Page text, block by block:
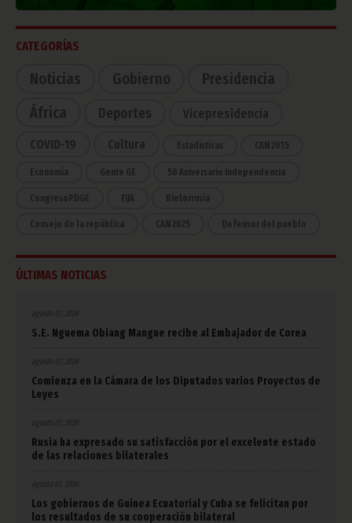
CATEGORÍAS
Noticias Gobierno
Presidencia
África
Deportes Vicepresidencia
COVID-19 Cultura Estadísticas CAN 2015
Economía Gente GE 50 Aniversario Independencia
CongresoPDGE FIJA Bielorrusia
Consejo de la república CAN 2025 Defensor del pueblo
ÚLTIMAS NOTICIAS
agosto 07, 2026
S.E. Nguema Obiang Mangue recibe al Embajador de Corea
agosto 07, 2026
Comienza en la Cámara de los Diputados varios Proyectos de
Leyes
agosto 07, 2026
Rusia ha expresado su satisfacción por el excelente estado
de las relaciones bilaterales
agosto 07, 2026
Los gobiernos de Guinea Ecuatorial y Cuba se felicitan por
los resultados de su cooperación bilateral